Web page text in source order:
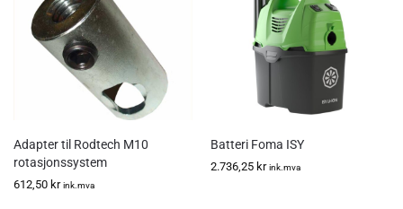
Adapter til Rodtech M10
rotasjonssystem
612,50 kr ink.mva
Batteri Foma ISY
2.736,25 kr ink.mva